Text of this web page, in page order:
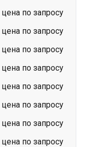
цена по запросу
цена по запросу
цена по запросу
цена по запросу
цена по запросу
цена по запросу
цена по запросу
цена по запросу